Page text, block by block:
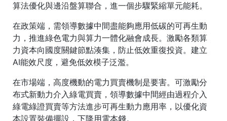
算法優化與邊沿盤算聯合，進一個步驟緊縮單元能耗。
在政策端，需領導數據中間盡能夠應用低碳的可再生動
力，推進綠色電力與算力一體化融會成長。激勵各類算
力資本向國度關鍵節點湊集，防止低效重復投資。建立
AI能效尺度，避免低效模子泛濫。
在市場端，高度機動的電力買賣機制是要害。可激勵分
布式新動力介入綠電買賣，領導數據中間經由過程介入
綠電綠證買賣等方法進步可再生動力應用率，以優化資
本設置裝備擺設，下降用電本錢。